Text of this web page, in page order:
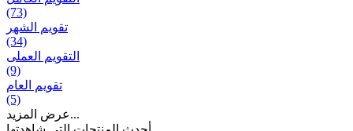
(73)
تقويم الشهر
(34)
التقويم العملی
(9)
تقويم العام
(5)
عرض المزيد...